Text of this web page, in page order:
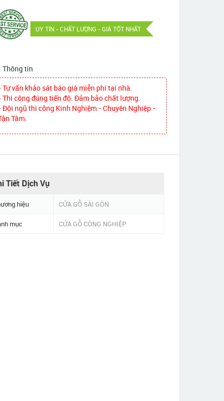
UY TÍN - CHẤT LƯỢNG - GIÁ TỐT NHẤT
Thông tin
Tư vấn khảo sát báo giá miễn phí tại nhà.
Thi công đúng tiến độ. Đảm bảo chất lượng.
Đội ngũ thi công Kinh Nghiệm - Chuyên Nghiệp -
Tâm.
Tiết Dịch Vụ
hiệu CỬA GỖ SÀI GÒN
mục CỬA GỖ CÔNG NGHIỆP